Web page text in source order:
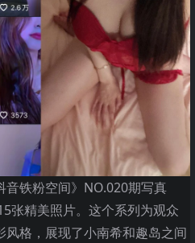
铁粉空间》NO.020期写真
张精美照片。这个系列为观众
格，展现了小南希和趣岛之间